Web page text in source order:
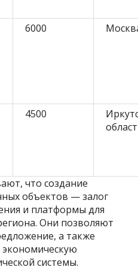
6000
4500
что создание
объектов — залог
и платформы для
Они позволяют
а также
системы.